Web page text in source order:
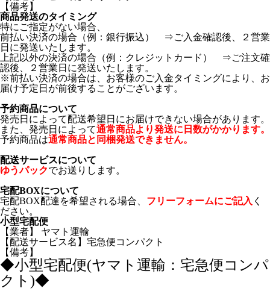
【備考】
商品発送のタイミング
特にご指定がない場合、
前払い決済の場合（例：銀行振込） ⇒ご入金確認後、２営業
日に発送いたします。
上記以外の決済の場合（例：クレジットカード） ⇒ご注文確
認後、２営業日に発送いたします。
※前払い決済の場合は、お客様のご入金タイミングにより、お
届け予定日が前後することがございます。
予約商品について
発売日によって配送希望日にお届けできない場合があります。
また、発売日によって通常商品より発送に日数がかかります。
予約商品は通常商品と同梱発送できません。
配送サービスについて
ゆうパックでお送りします。
宅配BOXについて
宅配BOX配達を希望される場合、 フリーフォームにご記入 く
ださい。
小型宅配便
【業者】 ヤマト運輸
【配送サービス名】宅急便コンパクト
【備考】
◆小型宅配便(ヤマト運輸：宅急便コンパ
クト)◆